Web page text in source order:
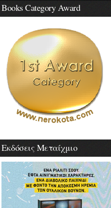
Books Category Award
Εκδόσεις Μεταίχμιο